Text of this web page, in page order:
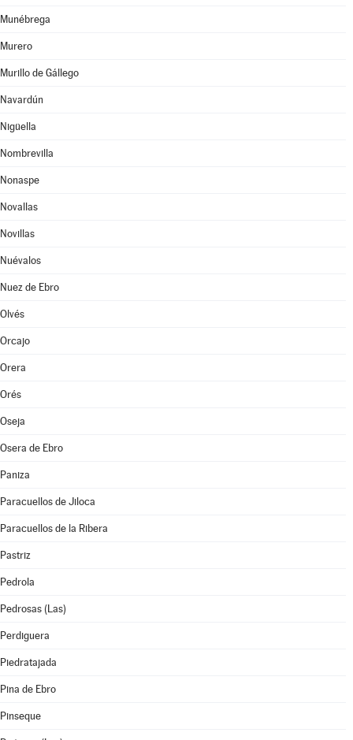
Munébrega
Murero
Murillo de Gállego
Navardún
Nigüella
Nombrevilla
Nonaspe
Novallas
Novillas
Nuévalos
Nuez de Ebro
Olvés
Orcajo
Orera
Orés
Oseja
Osera de Ebro
Paniza
Paracuellos de Jiloca
Paracuellos de la Ribera
Pastriz
Pedrola
Pedrosas (Las)
Perdiguera
Piedratajada
Pina de Ebro
Pinseque